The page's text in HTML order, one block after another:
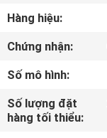
VIDEO
HƯỚNG
DẪN
VR
Hàng hiệu:
Chứng nhận:
Số mô hình:
Số lượng đặt
hàng tối thiểu: